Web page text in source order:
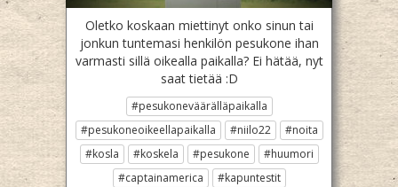
Oletko koskaan miettinyt onko sinun tai
jonkun tuntemasi henkilön pesukone ihan
varmasti sillä oikealla paikalla? Ei hätää, nyt
saat tietää :D
#pesukoneväärälläpaikalla
#pesukoneoikeellapaikalla
#niilo22
#noita
#kosla
#koskela #pesukone
#huumori
#captainamerica
#kapuntestit